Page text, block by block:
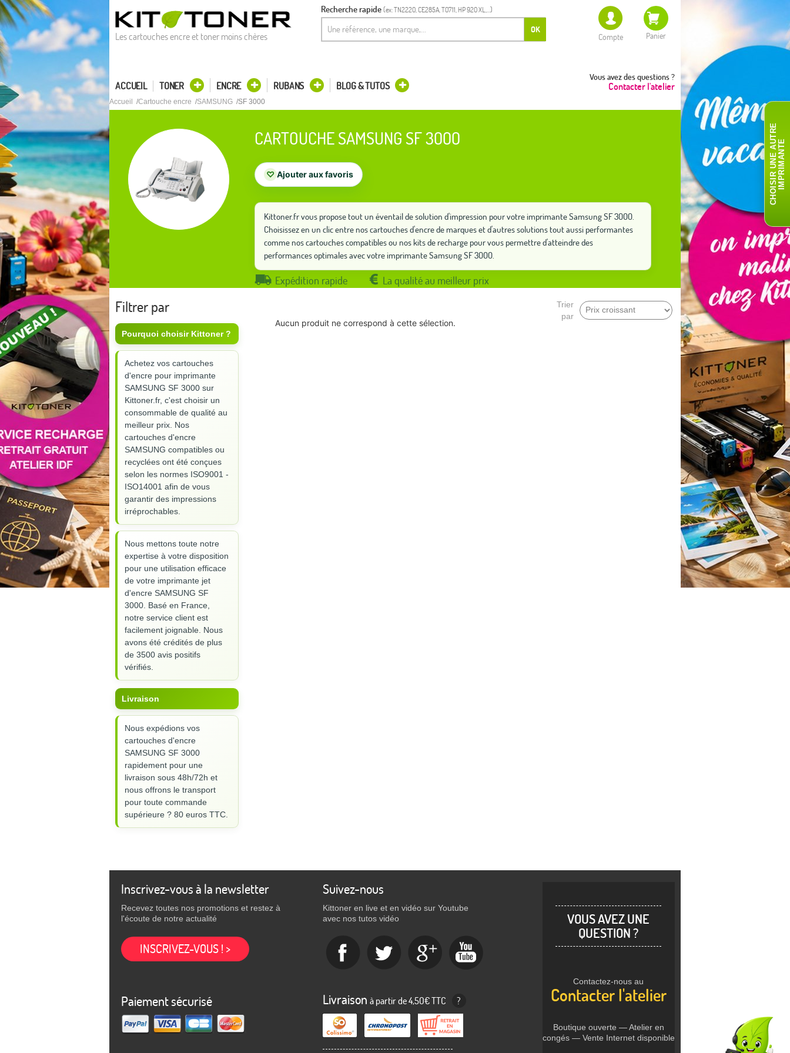
Les cartouches encre et toner moins chères
Recherche rapide (ex: TN2220, CE285A, T0711, HP 920 XL,...)
OK
Compte Panier
Vous avez des questions ?
Contacter l'atelier
ACCUEIL TONER ENCRE RUBANS BLOG & TUTOS
Accueil Cartouche encre SAMSUNG SF 3000
CARTOUCHE SAMSUNG SF 3000
♡ Ajouter aux favoris
Kittoner.fr vous propose tout un éventail de solution d'impression pour votre imprimante Samsung SF 3000.
Choisissez en un clic entre nos cartouches d'encre de marques et d'autres solutions tout aussi performantes
comme nos cartouches compatibles ou nos kits de recharge pour vous permettre d'atteindre des
performances optimales avec votre imprimante Samsung SF 3000.
Expédition rapide La qualité au meilleur prix
Filtrer par
Pourquoi choisir Kittoner ?
Achetez vos cartouches
d'encre pour imprimante
SAMSUNG SF 3000 sur
Kittoner.fr, c'est choisir un
consommable de qualité au
meilleur prix. Nos
cartouches d'encre
SAMSUNG compatibles ou
recyclées ont été conçues
selon les normes ISO9001 -
ISO14001 afin de vous
garantir des impressions
irréprochables.
Nous mettons toute notre
expertise à votre disposition
pour une utilisation efficace
de votre imprimante jet
d'encre SAMSUNG SF
3000. Basé en France,
notre service client est
facilement joignable. Nous
avons été crédités de plus
de 3500 avis positifs
vérifiés.
Livraison
Nous expédions vos
cartouches d'encre
SAMSUNG SF 3000
rapidement pour une
livraison sous 48h/72h et
nous offrons le transport
pour toute commande
supérieure ? 80 euros TTC.
Trier
par
Aucun produit ne correspond à cette sélection.
Inscrivez-vous à la newsletter
Recevez toutes nos promotions et restez à
l'écoute de notre actualité
INSCRIVEZ-VOUS ! >
Paiement sécurisé
Suivez-nous
Kittoner en live et en vidéo sur Youtube
avec nos tutos vidéo
Livraison à partir de 4,50€ TTC ?
VOUS AVEZ UNE
QUESTION ?
Contactez-nous au
Contacter l'atelier
Boutique ouverte — Atelier en
congés — Vente Internet disponible
C
H
O
I
S
I
R
U
N
E
AU
T
R
E
I
M
P
R
I
M
A
N
TE